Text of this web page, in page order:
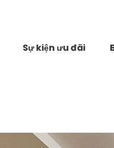
Sự kiện ưu đãi